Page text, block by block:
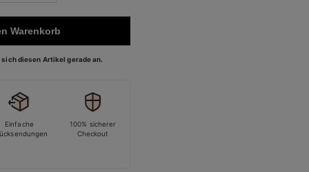
Warenkorb
sich diesen Artikel gerade an.
Einfache
100% sicherer
Checkout